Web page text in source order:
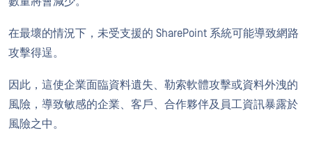
在最壞的情況下，未受支援的 SharePoint 系統可能導致網路
攻擊得逞。
因此，這使企業面臨資料遺失、勒索軟體攻擊或資料外洩的
風險，導致敏感的企業、客戶、合作夥伴及員工資訊暴露於
風險之中。